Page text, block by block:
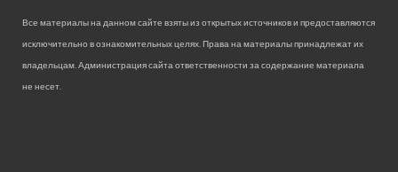
Все материалы на данном сайте взяты из открытых источников и предоставляются
исключительно в ознакомительных целях. Права на материалы принадлежат их
владельцам. Администрация сайта ответственности за содержание материала
не несет.